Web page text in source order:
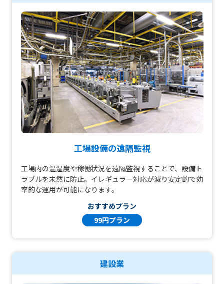
工場設備の遠隔監視
工場内の温湿度や稼働状況を遠隔監視することで、設備ト
ラブルを未然に防止。イレギュラー対応が減り安定的で効
率的な運用が可能になります。
おすすめプラン
99円プラン
建設業